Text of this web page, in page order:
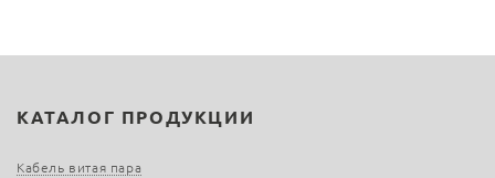
КАТАЛОГ ПРОДУКЦИИ
Кабель витая пара